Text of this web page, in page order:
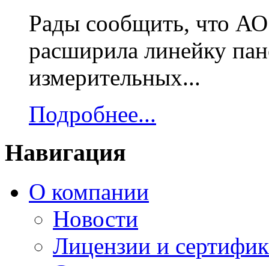
Рады сообщить,
расширила линейку
измерительных...
Подробнее...
Навигация
О компании
Новости
Лицензии и